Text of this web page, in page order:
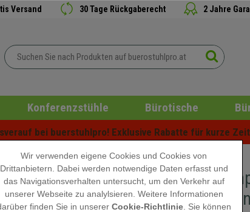
Versand 30 Tage Rückgaberecht 2 Jahre
Konferenzstühle Bürotische
bei buerstuhlpro! Exklusive Rabatte für kurze
Metall
Wir verwenden eigene Cookies und Cookies von
Drittanbietern. Dabei werden notwendige Daten erfasst und
das Navigationsverhalten untersucht, um den Verkehr auf
unserer Webseite zu analylsieren. Weitere Informationen
finden Sie in unserer Cookie-Richtlinie. Sie können